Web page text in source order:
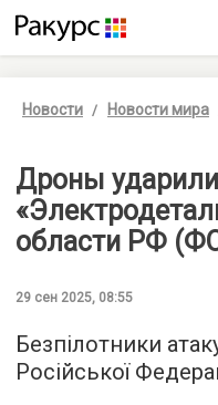
Новости Новости мира
Дроны
области РФ
29 сен 2025, 08:55
Безпілотники
Російської